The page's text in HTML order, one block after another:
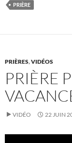
PRIÈRE
PRIÈRES,VIDÉOS
PRIÈRE
VIDÉO 22 JUIN